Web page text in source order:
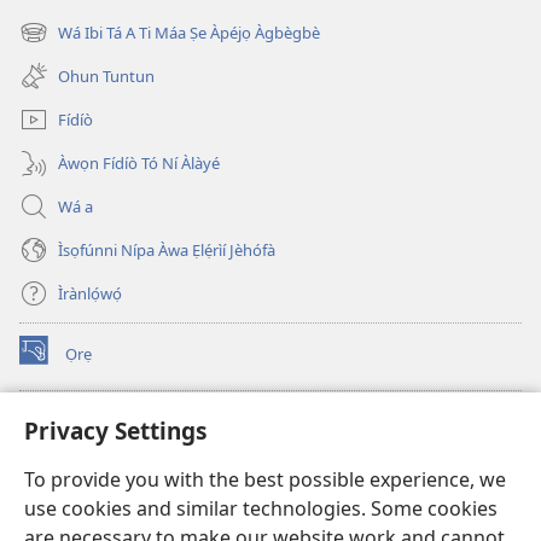
Privacy Settings
To provide you with the best possible experience, we
use cookies and similar technologies. Some cookies
new
window)
Wá Ibi Tá A Ti Máa Ṣe Àpéjọ Àgbègbè
(opens
new
window)
Ohun Tuntun
Fídíò
Àwọn Fídíò Tó Ní Àlàyé
Wá a
Ìsọfúnni Nípa Àwa Ẹlẹ́rìí Jèhófà
Ìrànlọ́wọ́
Ọrẹ
(opens
new
ÀKÁ ÌWÉ ORÍ ÍŃTÁNẸ́Ẹ̀TÌ TI Watchtower™
(opens
window)JW Hub
(opens
new
window)JW Library